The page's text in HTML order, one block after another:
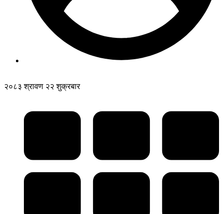
२०८३ श्रावण २२ शुक्रबार